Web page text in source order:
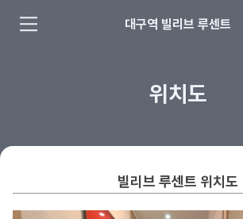
대구역 빌리브 루센트
위치도
빌리브 루센트 위치도